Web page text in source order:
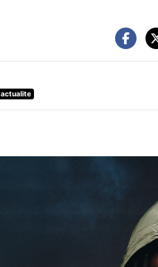
actualite